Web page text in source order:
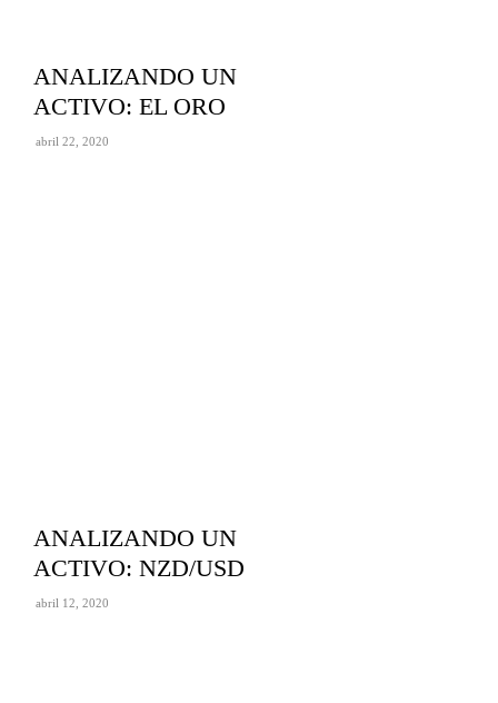
ANALIZANDO UN
ACTIVO: EL ORO
abril 22, 2020
ANALIZANDO UN
ACTIVO: NZD/USD
abril 12, 2020